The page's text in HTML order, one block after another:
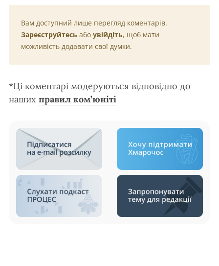
Вам доступний лише перегляд коментарів.
Зареєструйтесь або увійдіть, щоб мати
можливість додавати свої думки.
*Ці коментарі модеруються відповідно до
наших правил ком’юніті